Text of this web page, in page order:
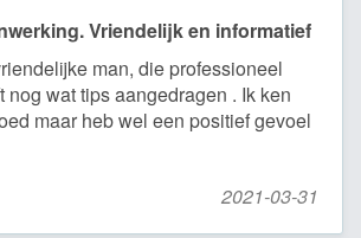
Vriendelijk en informatief
man, die professioneel
nog wat tips aangedragen . Ik ken
maar heb wel een positief gevoel
2021-03-31